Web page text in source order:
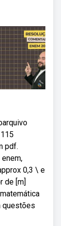
pdf.
0,3 \ e
de [m]
questões